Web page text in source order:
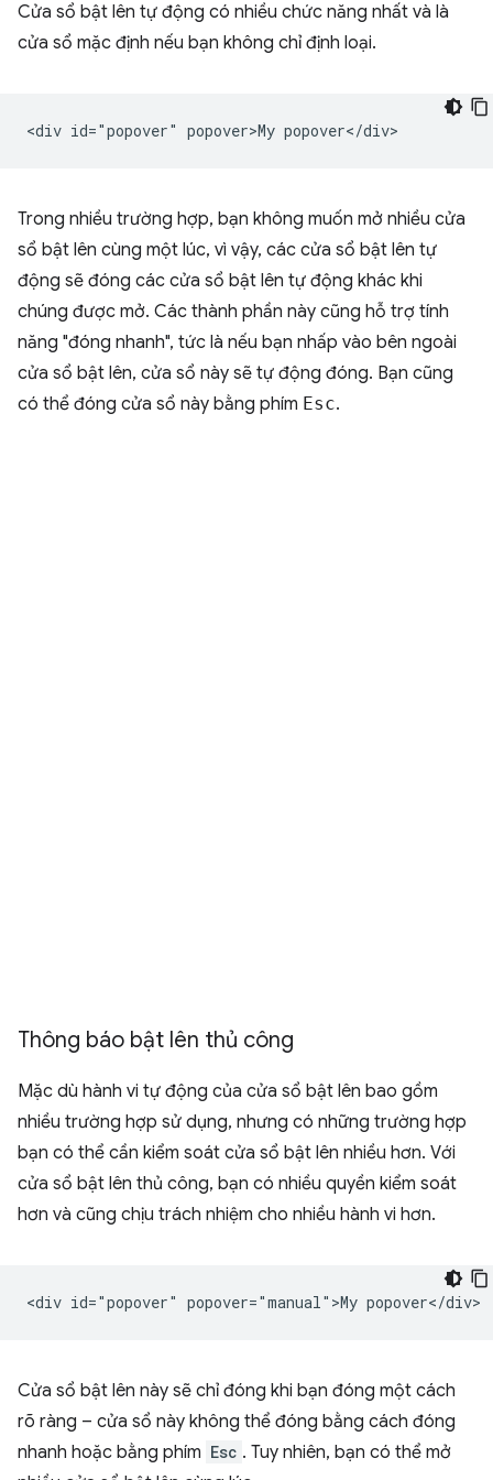
Cửa sổ bật lên tự động có nhiều chức năng nhất và là
cửa sổ mặc định nếu bạn không chỉ định loại.
Trong nhiều trường hợp, bạn không muốn mở nhiều cửa
sổ bật lên cùng một lúc, vì vậy, các cửa sổ bật lên tự
động sẽ đóng các cửa sổ bật lên tự động khác khi
chúng được mở. Các thành phần này cũng hỗ trợ tính
năng "đóng nhanh", tức là nếu bạn nhấp vào bên ngoài
cửa sổ bật lên, cửa sổ này sẽ tự động đóng. Bạn cũng
có thể đóng cửa sổ này bằng phím Esc.
Thông báo bật lên thủ công
Mặc dù hành vi tự động của cửa sổ bật lên bao gồm
nhiều trường hợp sử dụng, nhưng có những trường hợp
bạn có thể cần kiểm soát cửa sổ bật lên nhiều hơn. Với
cửa sổ bật lên thủ công, bạn có nhiều quyền kiểm soát
hơn và cũng chịu trách nhiệm cho nhiều hành vi hơn.
Cửa sổ bật lên này sẽ chỉ đóng khi bạn đóng một cách
rõ ràng – cửa sổ này không thể đóng bằng cách đóng
nhanh hoặc bằng phím Esc . Tuy nhiên, bạn có thể mở